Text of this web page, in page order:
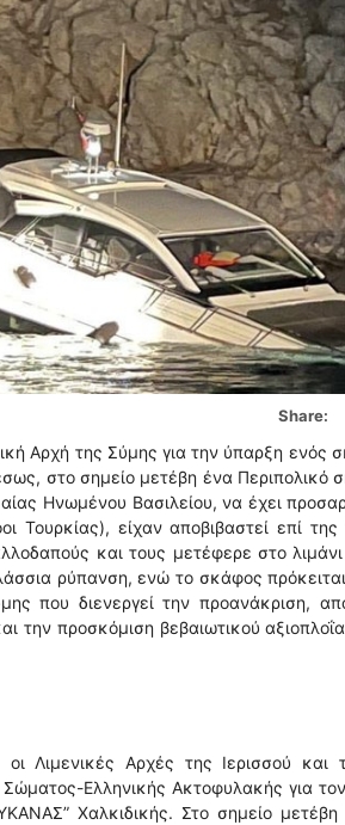
Share:
Αρχή της Σύμης για την ύπαρξη ενός
στο σημείο μετέβη ένα
Ηνωμένου Βασιλείου, να έχει
Τουρκίας), είχαν αποβιβαστεί επί
και τους μετέφερε στο
ρύπανση, ενώ το σκάφος
που διενεργεί την προανάκριση,
την προσκόμιση βεβαιωτικού
Λιμενικές Αρχές της Ιερισσού
Ελληνικής Ακτοφυλακής για
Χαλκιδικής. Στο σημείο